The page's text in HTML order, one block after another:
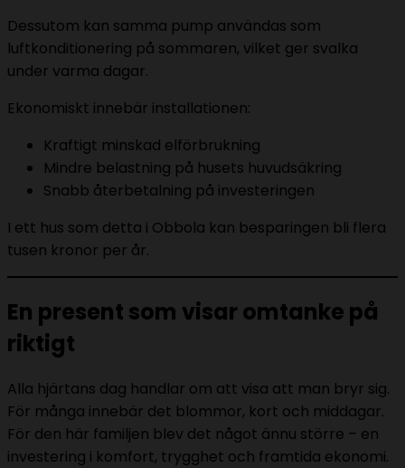
Dessutom kan samma pump användas som
luftkonditionering på sommaren, vilket ger svalka
under varma dagar.
Ekonomiskt innebär installationen:
Kraftigt minskad elförbrukning
Mindre belastning på husets huvudsäkring
Snabb återbetalning på investeringen
I ett hus som detta i Obbola kan besparingen bli flera
tusen kronor per år.
En present som visar omtanke på
riktigt
Alla hjärtans dag handlar om att visa att man bryr sig.
För många innebär det blommor, kort och middagar.
För den här familjen blev det något ännu större – en
investering i komfort, trygghet och framtida ekonomi.